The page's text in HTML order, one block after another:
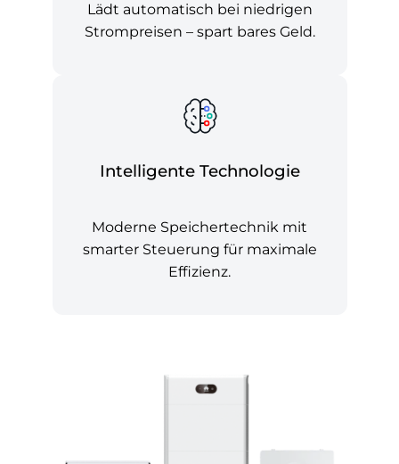
Lädt automatisch bei niedrigen
Strompreisen – spart bares Geld.
Intelligente Technologie
Moderne Speichertechnik mit
smarter Steuerung für maximale
Effizienz.